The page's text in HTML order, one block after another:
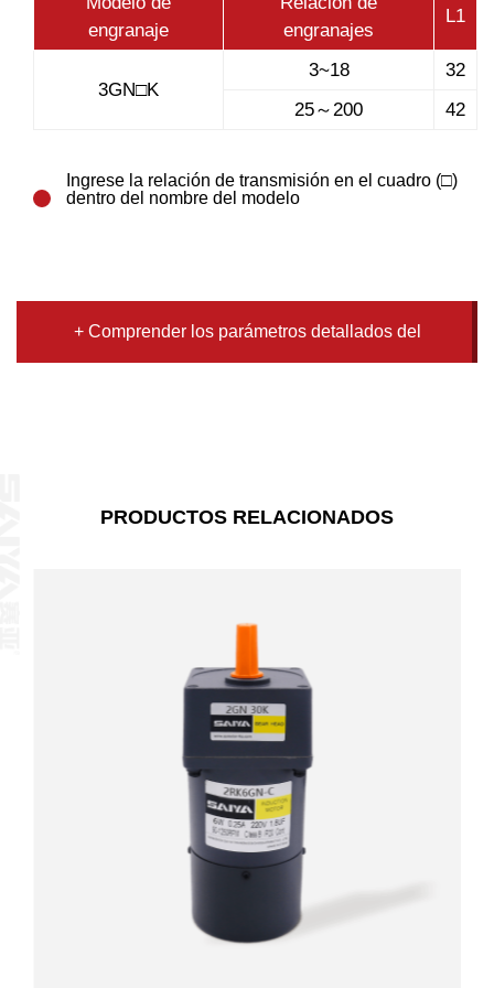
engranaje
engranajes
L1
3GN□K
3~18
32
25～200
42
Ingrese la relación de transmisión en el cuadro (□)
dentro del nombre del modelo
+ Comprender los parámetros detallados del
PRODUCTOS RELACIONADOS